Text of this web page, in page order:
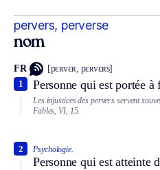
pervers, perverse
nom
FR [pɛʀvɛʀ, pɛʀvɛʀs]
Personne qui est portée à
1
Les injustices des pervers servent
Fables, VI, 15.
Psychologie.
Personne qui est atteinte
2